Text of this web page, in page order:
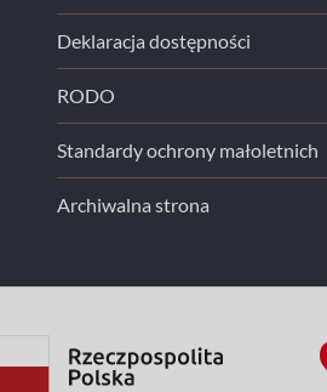
Deklaracja dostępności
RODO
Standardy ochrony małoletnich
Archiwalna strona